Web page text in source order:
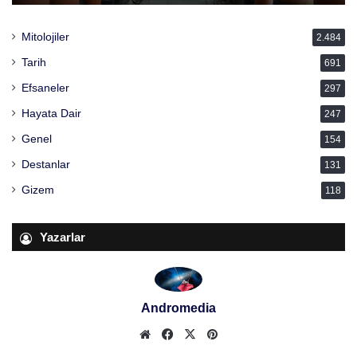
Mitolojiler 2.484
Tarih 691
Efsaneler 297
Hayata Dair 247
Genel 154
Destanlar 131
Gizem 118
Yazarlar
Andromedia
We
Fa
X